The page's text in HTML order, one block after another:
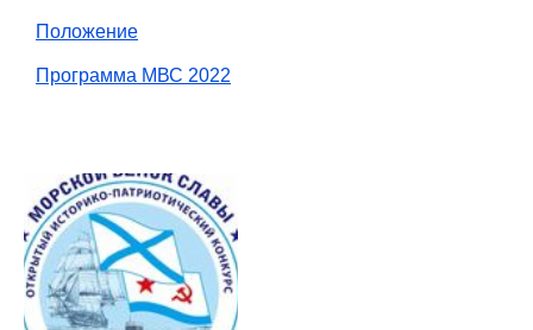
Положение
Программа МВС 2022